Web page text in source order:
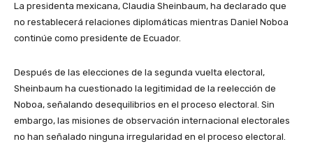
La presidenta mexicana, Claudia Sheinbaum, ha declarado que
no restablecerá relaciones diplomáticas mientras Daniel Noboa
continúe como presidente de Ecuador.
Después de las elecciones de la segunda vuelta electoral,
Sheinbaum ha cuestionado la legitimidad de la reelección de
Noboa, señalando desequilibrios en el proceso electoral. ​Sin
embargo, las misiones de observación internacional electorales
no han señalado ninguna irregularidad en el proceso electoral.